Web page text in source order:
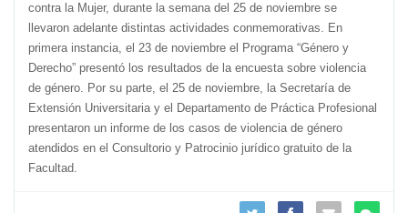
contra la Mujer, durante la semana del 25 de noviembre se
llevaron adelante distintas actividades conmemorativas. En
primera instancia, el 23 de noviembre el Programa “Género y
Derecho” presentó los resultados de la encuesta sobre violencia
de género. Por su parte, el 25 de noviembre, la Secretaría de
Extensión Universitaria y el Departamento de Práctica Profesional
presentaron un informe de los casos de violencia de género
atendidos en el Consultorio y Patrocinio jurídico gratuito de la
Facultad.